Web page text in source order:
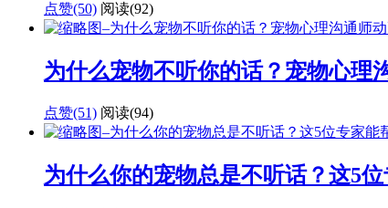
点赞(50) 阅读(92)
为什么宠物不听你的话？宠物心理
点赞(51) 阅读(94)
为什么你的宠物总是不听话？这5